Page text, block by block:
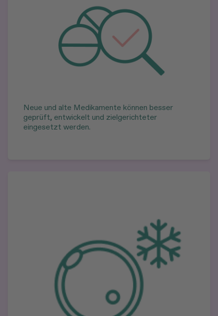
Neue und alte Medikamente können besser
geprüft, entwickelt und zielgerichteter
eingesetzt werden.